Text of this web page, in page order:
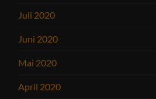
Juli 2020
Juni 2020
Mai 2020
April 2020